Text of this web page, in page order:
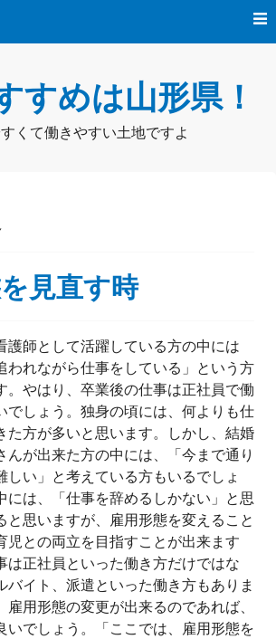
すめは山形県！
くて働きやすい土地ですよ
見直す時
護師として活躍している方の中には
われながら仕事をしている」という方
。やはり、卒業後の仕事は正社員で働
でしょう。独身の頃には、何よりも仕
た方が多いと思います。しかし、結婚
んが出来た方の中には、「今まで通り
しい」と考えている方もいるでしょ
には、「仕事を辞めるしかない」と思
と思いますが、雇用形態を変えること
児との両立を目指すことが出来ます
は正社員といった働き方だけではな
バイト、派遣といった働き方もありま
用形態の変更が出来るのであれば、
いでしょう。「ここでは、雇用形態を